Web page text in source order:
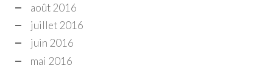
août 2016
juillet 2016
juin 2016
mai 2016